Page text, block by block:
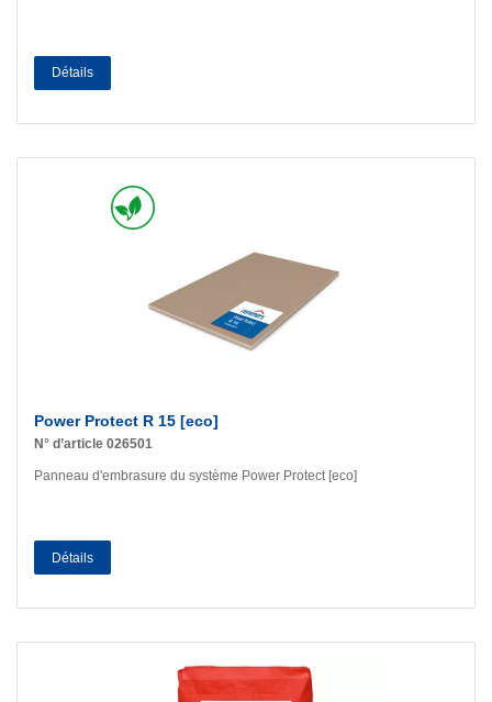
Détails
Power Protect R 15 [eco]
N° d’article 026501
Panneau d'embrasure du système Power Protect [eco]
Détails